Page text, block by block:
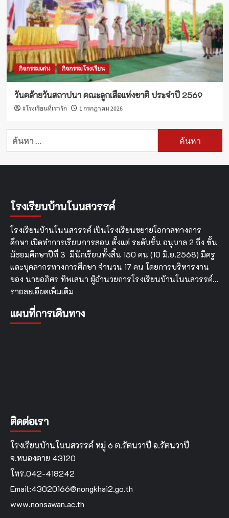
กิจกรรมเด่น กิจกรรมโรงเรียน
วันคล้ายวันสถาปนา คณะลูกเสือแห่งชาติ ประจำปี 2569
#โรงเรียนที่เรารัก 1 กรกฎาคม 2026
ค้นหา
โรงเรียนบ้านโนนสวรรค์
โรงเรียนบ้านโนนสวรรค์ เป็นโรงเรียนขยายโอกาสทางการ
ศึกษา เปิดทำการเรียนการสอน ตั้งแต่ ระดับชั้น อนุบาล 2 ถึง ชั้น
มัธยมศึกษาปีที่ 3 มีนักเรียนทั้งสิ้น 150 คน (10 มิ.ย.2568) มีครู
และบุคลากรทางการศึกษา จำนวน 17 คน โดยการบริหารงาน
ของ นายอภิศร ทิพเสนา ผู้อำนวยการโรงเรียนบ้านโนนสวรรค์…
รายละเอียดเพิ่มเติม
แผนที่การเดินทาง
ติดต่อเรา
โรงเรียนบ้านโนนสวรรค์ หมู่ 6 ต.รัตนวาปี อ.รัตนวาปี
จ.หนองคาย 43120
โทร.042-418242
Email:43020166@nongkhai2.go.th
www.nonsawan.ac.th